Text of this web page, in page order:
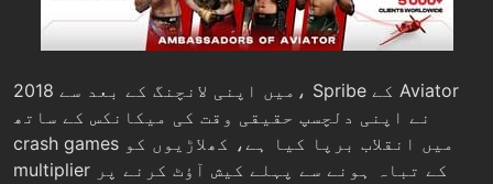
2018 میں اپنی لانچنگ کے بعد سے، Spribe کے Aviator
نے اپنی دلچسپ حقیقی وقت کی میکانکس کے ساتھ
crash games میں انقلاب برپا کیا ہے، کھلاڑیوں کو
multiplier کے تباہ ہونے سے پہلے کیش آؤٹ کرنے پر